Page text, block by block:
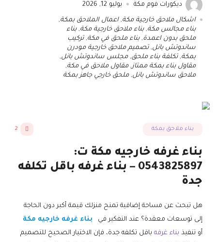
ديكورات فوم مكة يوليو 12, 2026
اشكال ملاحق خارجية مكة,اعمال الملاحق بمكة,
بناء مجالس مكة,بناء ملاحق خارجية مكة,بناء
ملحق بدون اعمدة,بناء ملحق في مكة,تركيب
ساندوتش بانل,تصميم ملاحق خارجية مودرن
بمكة,تكلفة بناء ملحق,مجلس ساندوتش بانل,
مقاول بناء بمكة ممتاز ,مقاول ملاحق في مكة,
ملاحق ساندوتش بانل,ملحق خارجي جاهز بمكة
بناء ملاحق بمكة 2
بناء غرفه خارجيه مكة ت:
0543825897 – بناء غرفه باقل تكلفه
جدة
هل تبحث عن مساحة إضافية تمنح منزلك قيمة أكبر دون الحاجة
إلى توسعات معقدة؟ عند التفكير في
بناء غرفه خارجيه مكة
أو تنفيذ بناء غرفه باقل تكلفه جدة، فإن الاختيار الصحيح للتصميم